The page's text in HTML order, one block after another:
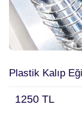
Plastik Kalıp
1250 TL